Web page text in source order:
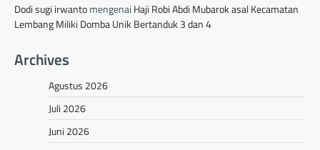
Dodi sugi irwantomengenai Haji Robi Abdi Mubarok asal Kecamatan
Lembang Miliki Domba Unik Bertanduk 3 dan 4
Archives
Agustus 2026
Juli 2026
Juni 2026